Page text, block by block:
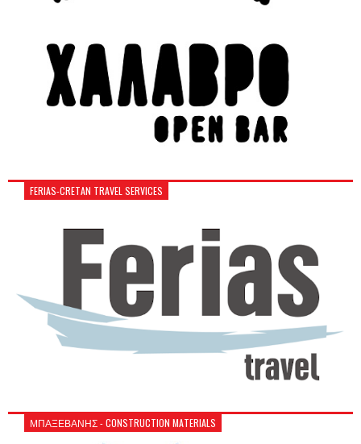
FERIAS-CRETAN TRAVEL SERVICES
ΜΠΑΞΕΒΑΝΗΣ - CONSTRUCTION MATERIALS